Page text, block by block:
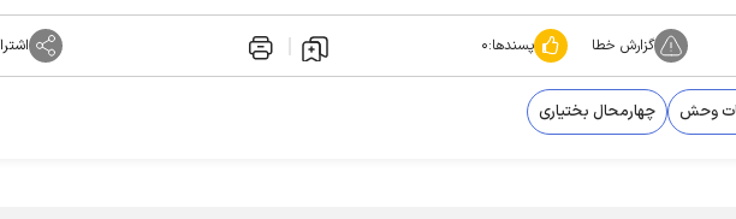
گزارش خطا پسندها:۰
وحش چهارمحال بختیاری